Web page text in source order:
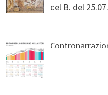
del B. del